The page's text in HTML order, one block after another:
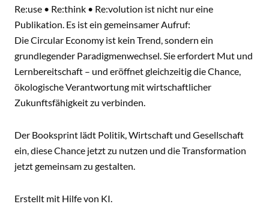
Re:use • Re:think • Re:volution ist nicht nur eine
Publikation. Es ist ein gemeinsamer Aufruf:
Die Circular Economy ist kein Trend, sondern ein
grundlegender Paradigmenwechsel. Sie erfordert Mut und
Lernbereitschaft – und eröffnet gleichzeitig die Chance,
ökologische Verantwortung mit wirtschaftlicher
Zukunftsfähigkeit zu verbinden.
Der Booksprint lädt Politik, Wirtschaft und Gesellschaft
ein, diese Chance jetzt zu nutzen und die Transformation
jetzt gemeinsam zu gestalten.
Erstellt mit Hilfe von KI.